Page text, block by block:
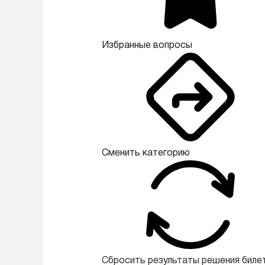
Избранные вопросы
Сменить категорию
Сбросить результаты решения